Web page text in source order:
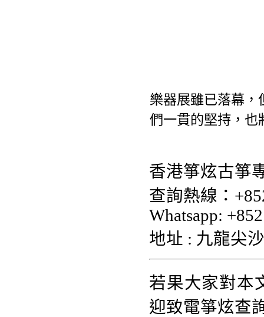
樂器展雖已落幕，
們一貫的堅持，也
香港箏炫古箏
查詢熱線：
Whatsapp:
地址 : 九龍尖
若果大家對本
迎致電箏炫查